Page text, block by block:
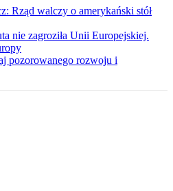
Rząd walczy o amerykański stół
nie zagroziła Unii Europejskiej.
pozorowanego rozwoju i